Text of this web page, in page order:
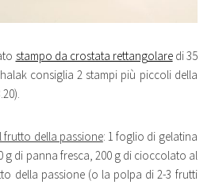
stampo da crostata rettangolaredi 35
consiglia 2 stampi più piccoli della
frutto della passione: 1 foglio di gelatina
g di panna fresca, 200 g di cioccolato al
della passione (o la polpa di 2-3 frutti